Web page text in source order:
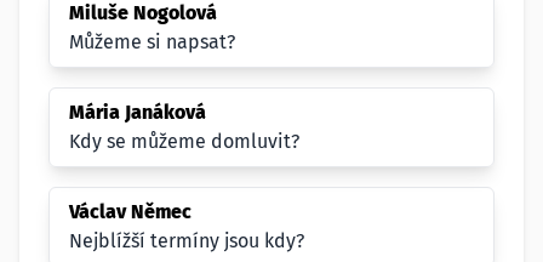
Miluše Nogolová
Můžeme si napsat?
Mária Janáková
Kdy se můžeme domluvit?
Václav Němec
Nejblížší termíny jsou kdy?